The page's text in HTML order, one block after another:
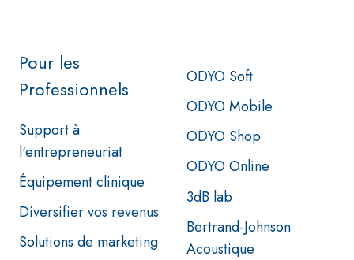
Pour les
Professionnels
Support à
l'entrepreneuriat
Équipement clinique
Diversifier vos revenus
Solutions de marketing
ODYO Soft
ODYO Mobile
ODYO Shop
ODYO Online
3dB lab
Bertrand-Johnson
Acoustique